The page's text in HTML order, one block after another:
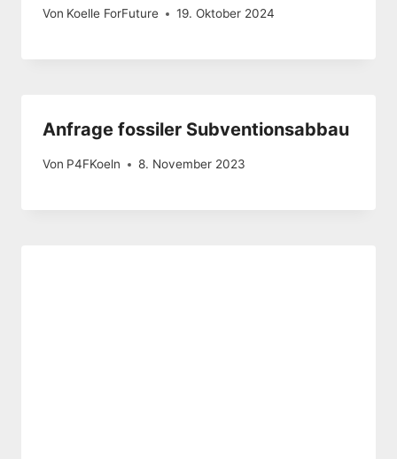
Von Koelle ForFuture 19. Oktober 2024
Anfrage fossiler Subventionsabbau
Von P4FKoeln 8. November 2023